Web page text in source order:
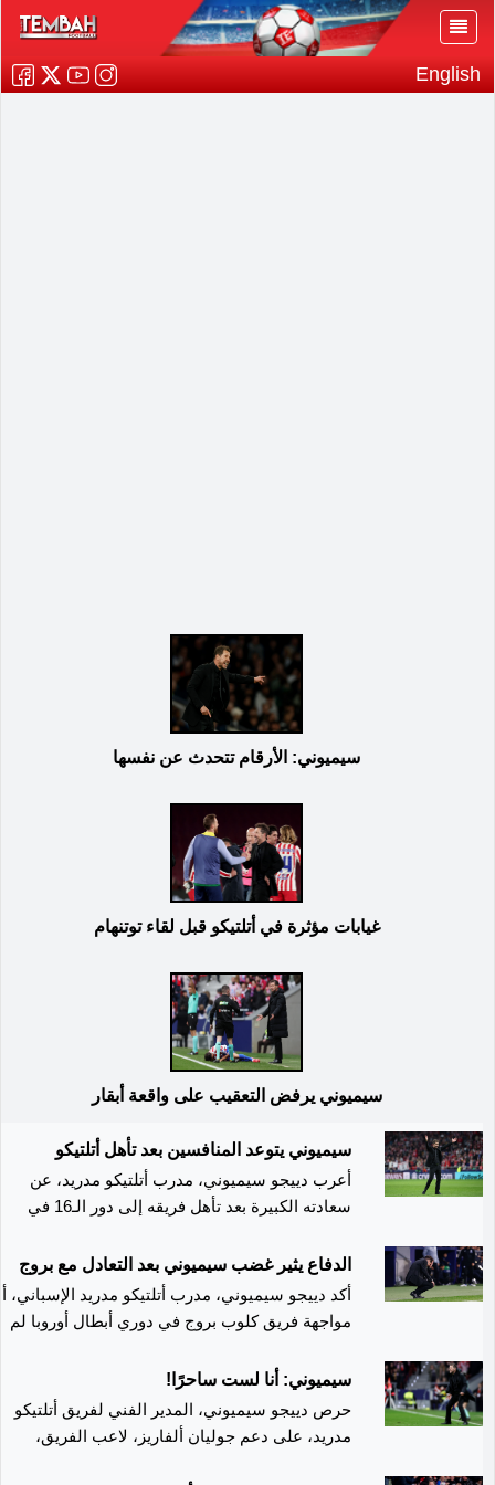
English
سيميوني: الأرقام تتحدث عن نفسها
غيابات مؤثرة في أتلتيكو قبل لقاء توتنهام
سيميوني يرفض التعقيب على واقعة أبقار
سيميوني يتوعد المنافسين بعد تأهل أتلتيكو
أعرب دييجو سيميوني، مدرب أتلتيكو مدريد، عن
سعادته الكبيرة بعد تأهل فريقه إلى دور الـ16 في
البلجيكي في إياب الملحق المؤهل. وتمكن الفريق
الإسباني من حسم المواجهة بالفوز 4-1 في مباراة
الإياب، مستفيدًا من نتيجة الذهاب التي انتهت
ألكسندر سورلوث في اللقاء بتسجيله ثلاثة أهداف،
فيما سجل جوني كاردوسو هدفًا، في مواجهة شهدت
تفوقًا واضحًا لأصحاب الأرض خاصة في الشوط
وقال سيميوني إن العمل الجماعي والتطور الذي
الدفاع يثير غضب سيميوني بعد التعادل مع بروج
أكد دييجو سيميوني، مدرب أتلتيكو مدريد الإسباني،
مواجهة فريق كلوب بروج في دوري أبطال أوروبا لم
الذي يقدمه الخصم على ملعبه. وأوضح سيميوني بعد
المباراة أن فريقه كان يعلم أن الأمور لن تمر
وأنه رغم الأداء الجيد في الشوط الأول، فإن الأخطاء
سيميوني: أنا لست ساحرًا!
حرص دييجو سيميوني، المدير الفني لفريق أتلتيكو
مدريد، على دعم جوليان ألفاريز، لاعب الفريق،